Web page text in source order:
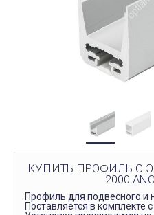
КУПИТЬ ПРОФИЛЬ С
2000
Профиль для подвесного и
Поставляется в комплекте